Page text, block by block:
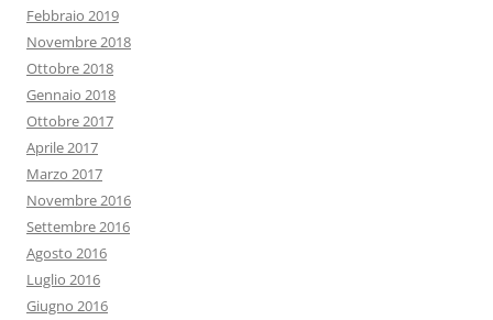
Febbraio 2019
Novembre 2018
Ottobre 2018
Gennaio 2018
Ottobre 2017
Aprile 2017
Marzo 2017
Novembre 2016
Settembre 2016
Agosto 2016
Luglio 2016
Giugno 2016